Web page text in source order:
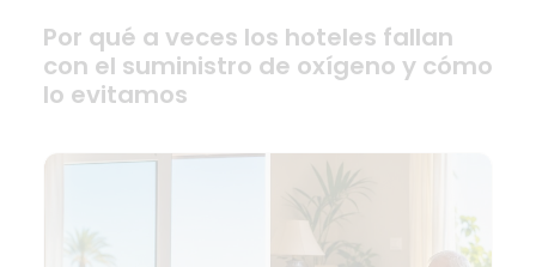
Por qué a veces los hoteles fallan
con el suministro de oxígeno y cómo
lo evitamos